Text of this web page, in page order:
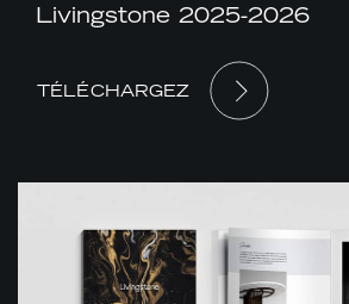
Livingstone 2025-2026
TÉLÉCHARGEZ